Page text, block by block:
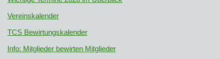
Vereinskalender
TCS Bewirtungskalender
Info: Mitglieder bewirten Mitglieder